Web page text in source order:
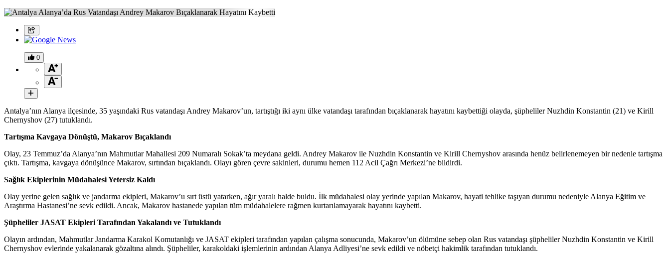
0
Antalya’nın Alanya ilçesinde, 35 yaşındaki Rus vatandaşı Andrey Makarov’un, tartıştığı iki aynı ülke vatandaşı tarafından bıçaklanarak hayatını kaybettiği olayda, şüpheliler Nuzhdin Konstantin (21) ve Kirill
Chernyshov (27) tutuklandı.
Tartışma Kavgaya Dönüştü, Makarov Bıçaklandı
Olay, 23 Temmuz’da Alanya’nın Mahmutlar Mahallesi 209 Numaralı Sokak’ta meydana geldi. Andrey Makarov ile Nuzhdin Konstantin ve Kirill Chernyshov arasında henüz belirlenemeyen bir nedenle tartışma
çıktı. Tartışma, kavgaya dönüşünce Makarov, sırtından bıçaklandı. Olayı gören çevre sakinleri, durumu hemen 112 Acil Çağrı Merkezi’ne bildirdi.
Sağlık Ekiplerinin Müdahalesi Yetersiz Kaldı
Olay yerine gelen sağlık ve jandarma ekipleri, Makarov’u sırt üstü yatarken, ağır yaralı halde buldu. İlk müdahalesi olay yerinde yapılan Makarov, hayati tehlike taşıyan durumu nedeniyle Alanya Eğitim ve
Araştırma Hastanesi’ne sevk edildi. Ancak, Makarov hastanede yapılan tüm müdahalelere rağmen kurtarılamayarak hayatını kaybetti.
Şüpheliler JASAT Ekipleri Tarafından Yakalandı ve Tutuklandı
Olayın ardından, Mahmutlar Jandarma Karakol Komutanlığı ve JASAT ekipleri tarafından yapılan çalışma sonucunda, Makarov’un ölümüne sebep olan Rus vatandaşı şüpheliler Nuzhdin Konstantin ve Kirill
Chernyshov evlerinde yakalanarak gözaltına alındı. Şüpheliler, karakoldaki işlemlerinin ardından Alanya Adliyesi’ne sevk edildi ve nöbetçi hakimlik tarafından tutuklandı.